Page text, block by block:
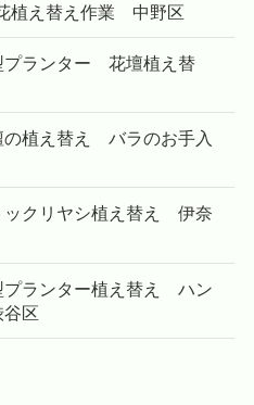
植え替え作業 中野区
プランター 花壇植え替
の植え替え バラのお手入
ックリヤシ植え替え 伊奈
プランター植え替え ハン
区